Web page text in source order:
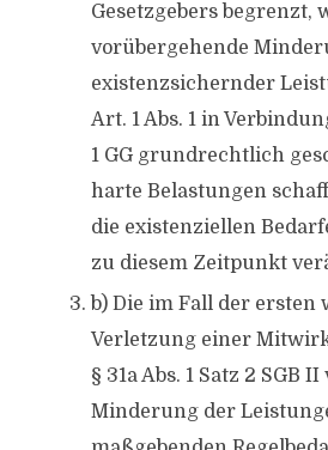
Gesetzgebers begrenzt,
vorübergehende
existenzsichernder
Art. 1 Abs. 1 in
1 GG grundrechtlich
harte Belastungen
die existenziellen
zu diesem Zeitpunkt
b) Die im Fall der ersten
Verletzung einer
§ 31a Abs. 1 Satz 2 SGB
Minderung der